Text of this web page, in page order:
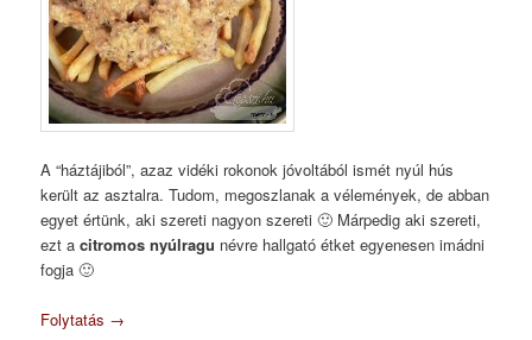
A “háztájiból”, azaz vidéki rokonok jóvoltából ismét nyúl hús
került az asztalra. Tudom, megoszlanak a vélemények, de abban
egyet értünk, aki szereti nagyon szereti 🙂 Márpedig aki szereti,
ezt acitromos nyúlragu névre hallgató étket egyenesen imádni
fogja 🙂
Folytatás →